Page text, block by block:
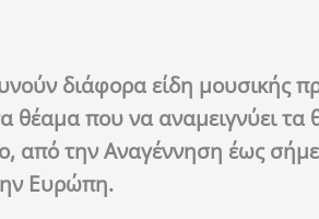
διάφορα είδη μουσικής
που να αναμειγνύει τα
από την Αναγέννηση έως
Ευρώπη.